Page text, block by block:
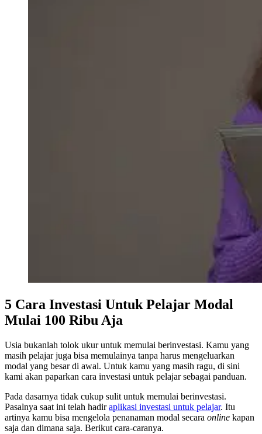
5 Cara Investasi Untuk Pelajar Modal
Mulai 100 Ribu Aja
Usia bukanlah tolok ukur untuk memulai berinvestasi. Kamu yang
masih pelajar juga bisa memulainya tanpa harus mengeluarkan
modal yang besar di awal. Untuk kamu yang masih ragu, di sini
kami akan paparkan cara investasi untuk pelajar sebagai panduan.
Pada dasarnya tidak cukup sulit untuk memulai berinvestasi.
Pasalnya saat ini telah hadiraplikasi investasi untuk pelajar. Itu
artinya kamu bisa mengelola penanaman modal secara online kapan
saja dan dimana saja. Berikut cara-caranya.